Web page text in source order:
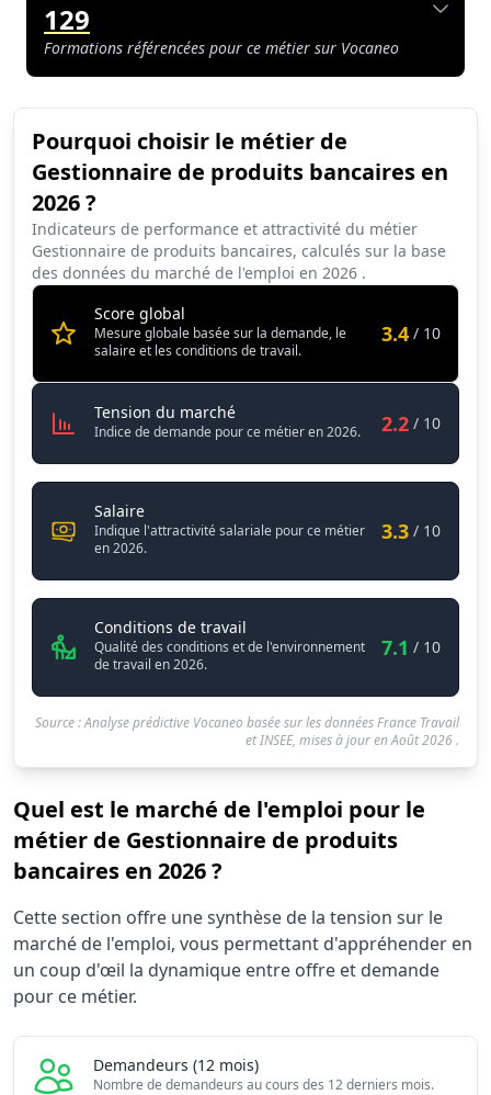
129
Formations référencées pour ce métier sur Vocaneo
Pourquoi choisir le métier de
Gestionnaire de produits bancaires en
2026 ?
Indicateurs de performance et attractivité du métier
Gestionnaire de produits bancaires, calculés sur la base
des données du marché de l'emploi en 2026 .
Score global
Mesure globale basée sur la demande, le
salaire et les conditions de travail.
3.4 / 10
Synthèse des scores du métier Gestionnaire de produits
Indicateur
Score (sur 10)
Attractivité globale
3.4
Tension du marché
2.2
Salaire
Conditions de travail
7.1
Tension du marchéGestionnaire de produits
Indice de demande pour ce métier en 2026. 2.2 / 10
SalaireGestionnaire de produits bancaires
Indique l'attractivité salariale pour ce métier
en 2026.
3.3 / 10
Conditions de travail
Qualité des conditions et de l'environnement
de travail en 2026.
7.1 / 10
Source : Analyse prédictive Vocaneo basée sur les données France Travail
et INSEE, mises à jour enAoût 2026.
Quel est le marché de l'emploi pour le
métier de Gestionnaire de produits
bancaires en 2026 ?
Statistiques recrutement Gestionnaire de produits
Indicateur
Valeur
Demandeurs d'emploi (12 mois)
120
Offres publiées (12 mois)
Indice de tension globale
Cette section offre une synthèse de la tension sur le
marché de l'emploi, vous permettant d'appréhender en
un coup d'œil la dynamique entre offre et demande
pour ce métier.
Demandeurs (12 mois)
Nombre de demandeurs au cours des 12 derniers mois.